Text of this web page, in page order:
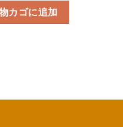
個
カゴに追加